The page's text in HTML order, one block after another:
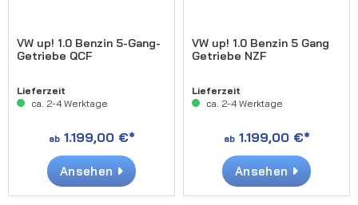
VW up! 1.0 Benzin 5-Gang-
Getriebe QCF
Lieferzeit
ca. 2-4 Werktage
ab1.199,00 €*
Ansehen
VW up! 1.0 Benzin 5 Gang
Getriebe NZF
Lieferzeit
ca. 2-4 Werktage
ab1.199,00 €*
Ansehen